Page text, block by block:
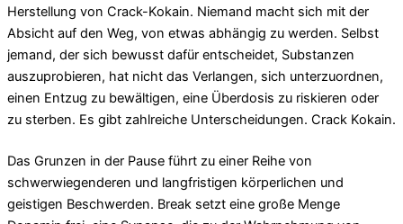
Herstellung von Crack-Kokain. Niemand macht sich mit der
Absicht auf den Weg, von etwas abhängig zu werden. Selbst
jemand, der sich bewusst dafür entscheidet, Substanzen
auszuprobieren, hat nicht das Verlangen, sich unterzuordnen,
einen Entzug zu bewältigen, eine Überdosis zu riskieren oder
zu sterben. Es gibt zahlreiche Unterscheidungen. Crack Kokain.
Das Grunzen in der Pause führt zu einer Reihe von
schwerwiegenderen und langfristigen körperlichen und
geistigen Beschwerden. Break setzt eine große Menge